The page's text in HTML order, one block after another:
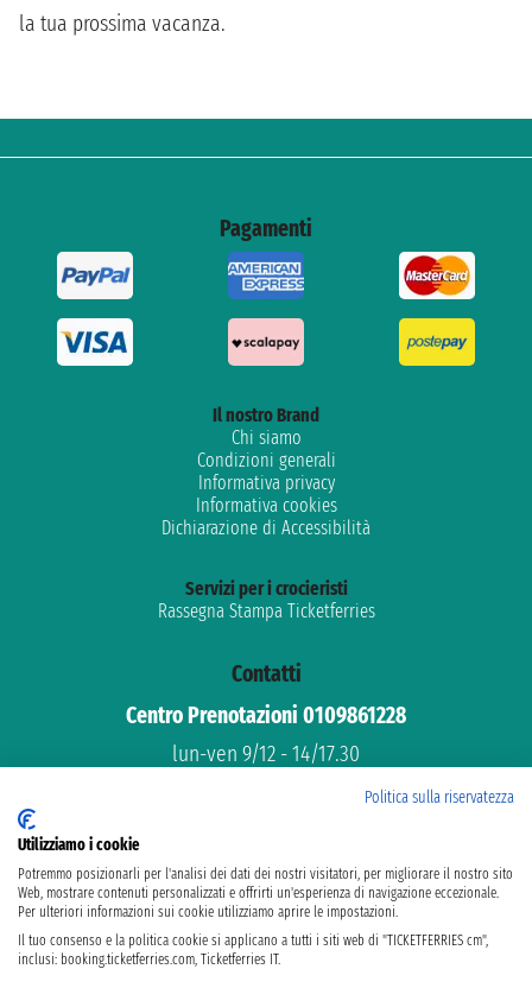
la tua prossima vacanza.
Pagamenti
Il nostro Brand
Chi siamo
Condizioni generali
Informativa privacy
Informativa cookies
Dichiarazione di Accessibilità
Servizi per i crocieristi
Rassegna Stampa Ticketferries
Contatti
Centro Prenotazioni 0109861228
lun-ven 9/12 - 14/17.30
email: info@ticketferries.com
Taoticket S.r.l. Via Brigata Liguria, 3/21 16121 Genova ©2007/2026 -
Politica sulla riservatezza
Utilizziamo i cookie
Potremmo posizionarli per l'analisi dei dati dei nostri visitatori, per migliorare il nostro sito
Web, mostrare contenuti personalizzati e offrirti un'esperienza di navigazione eccezionale.
Per ulteriori informazioni sui cookie utilizziamo aprire le impostazioni.
Il tuo consenso e la politica cookie si applicano a tutti i siti web di "TICKETFERRIES cm",
inclusi: booking.ticketferries.com, Ticketferries IT.